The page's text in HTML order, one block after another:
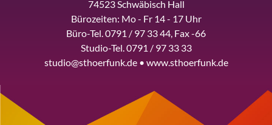
74523 Schwäbisch Hall
Bürozeiten: Mo - Fr 14 - 17 Uhr
Büro-Tel. 0791 / 97 33 44, Fax -66
Studio-Tel. 0791 / 97 33 33
studio@sthoerfunk.de • www.sthoerfunk.de